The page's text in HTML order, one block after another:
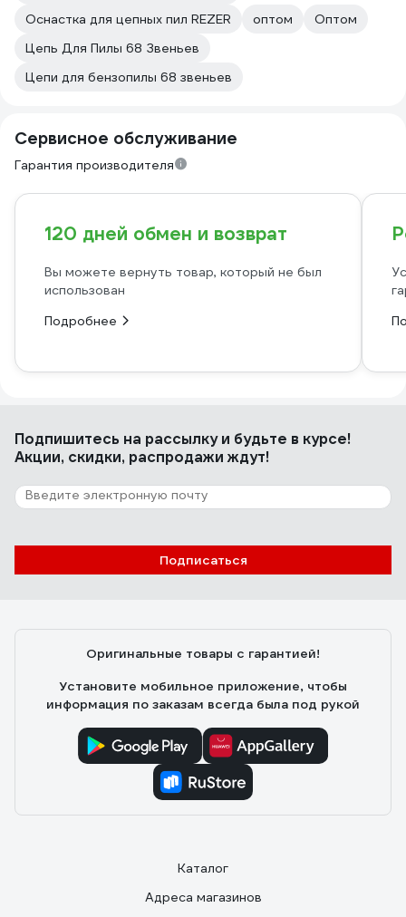
Оснастка для цепных пил REZER
оптом
Оптом
Цепь Для Пилы 68 Звеньев
Цепи для бензопилы 68 звеньев
Сервисное обслуживание
Гарантия производителя
120 дней обмен и возврат
Вы можете вернуть товар, который не был
использован
Подробнее
Подпишитесь на рассылкуи будьте в курсе!
Акции, скидки, распродажи ждут!
Подписаться
Оригинальные товары с гарантией!
Установите мобильное приложение, чтобы
информация по заказам всегда была под рукой
Каталог
Адреса магазинов